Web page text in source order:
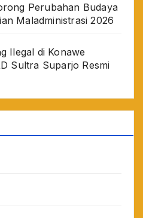
Perubahan Budaya
Maladministrasi 2026
Ilegal di Konawe
Sultra Suparjo Resmi